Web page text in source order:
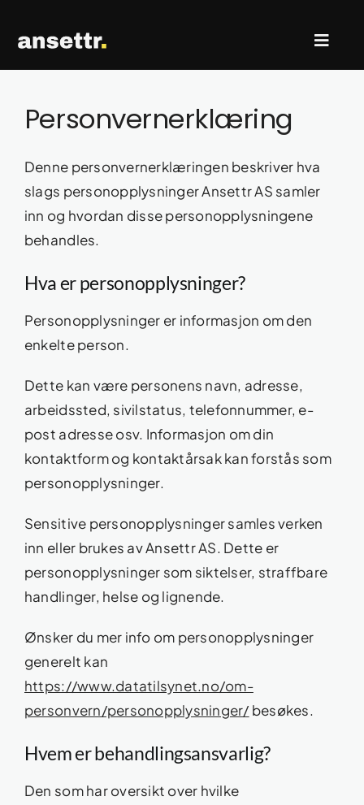
Ledige stillinger
Kontakt oss
Personvernerklæring
Denne personvernerklæringen beskriver hva
slags personopplysninger Ansettr AS samler
inn og hvordan disse personopplysningene
behandles.
Hva er personopplysninger?
Personopplysninger er informasjon om den
enkelte person.
Dette kan være personens navn, adresse,
arbeidssted, sivilstatus, telefonnummer, e-
post adresse osv. Informasjon om din
kontaktform og kontaktårsak kan forstås som
personopplysninger.
Sensitive personopplysninger samles verken
inn eller brukes av Ansettr AS. Dette er
personopplysninger som siktelser, straffbare
handlinger, helse og lignende.
Ønsker du mer info om personopplysninger
generelt kan
https://www.datatilsynet.no/om-
personvern/personopplysninger/ besøkes.
Hvem er behandlingsansvarlig?
Den som har oversikt over hvilke